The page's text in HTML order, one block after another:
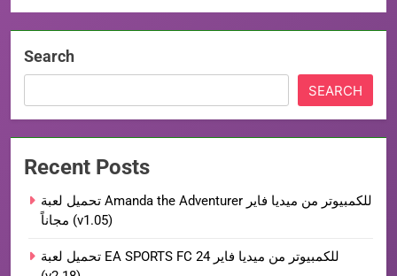
Search
SEARCH
Recent Posts
تحميل لعبة Amanda the Adventurer للكمبيوتر من ميديا فاير
مجاناً (v1.05)
تحميل لعبة EA SPORTS FC 24 للكمبيوتر من ميديا فاير